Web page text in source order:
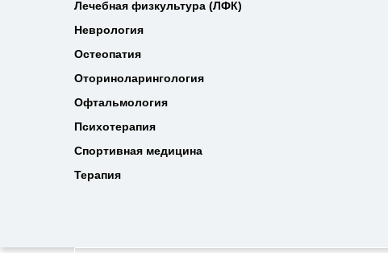
Неврология
Остеопатия
Офтальмология
Психотерапия
Спортивная медицина
Терапия
Лечебная физкультура (ЛФК)
Оториноларингология